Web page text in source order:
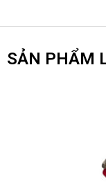
SẢN PHẨM